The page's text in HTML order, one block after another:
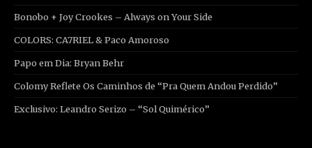
Bonobo + Joy Crookes – Always on Your Side
COLORS: CA7RIEL & Paco Amoroso
Papo em Dia: Bryan Behr
Colomy Reflete Os Caminhos de “Pra Quem Andou Perdido”
Exclusivo: Leandro Serizo – “Sol Quimérico”